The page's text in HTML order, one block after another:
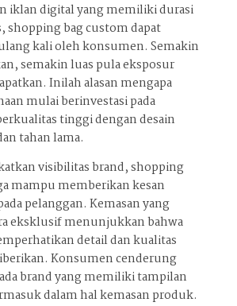
iklan digital yang memiliki durasi
shopping bag custom dapat
kali oleh konsumen. Semakin
semakin luas pula eksposur
Inilah alasan mengapa
mulai berinvestasi pada
tinggi dengan desain
tahan lama.
visibilitas brand, shopping
mampu memberikan kesan
pelanggan. Kemasan yang
eksklusif menunjukkan bahwa
detail dan kualitas
Konsumen cenderung
brand yang memiliki tampilan
dalam hal kemasan produk.